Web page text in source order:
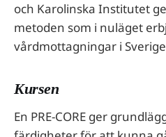
och Karolinska Institutet
metoden som i nuläget
vårdmottagningar i
Kursen
En PRE-CORE ger